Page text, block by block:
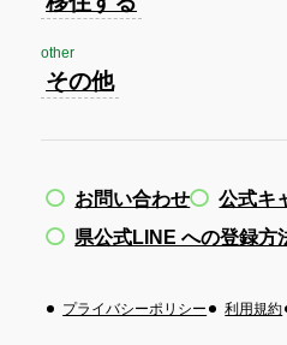
other
その他
お問い合わせ
公式キ
県公式LINE への登録方
プライバシーポリシー 利用規約